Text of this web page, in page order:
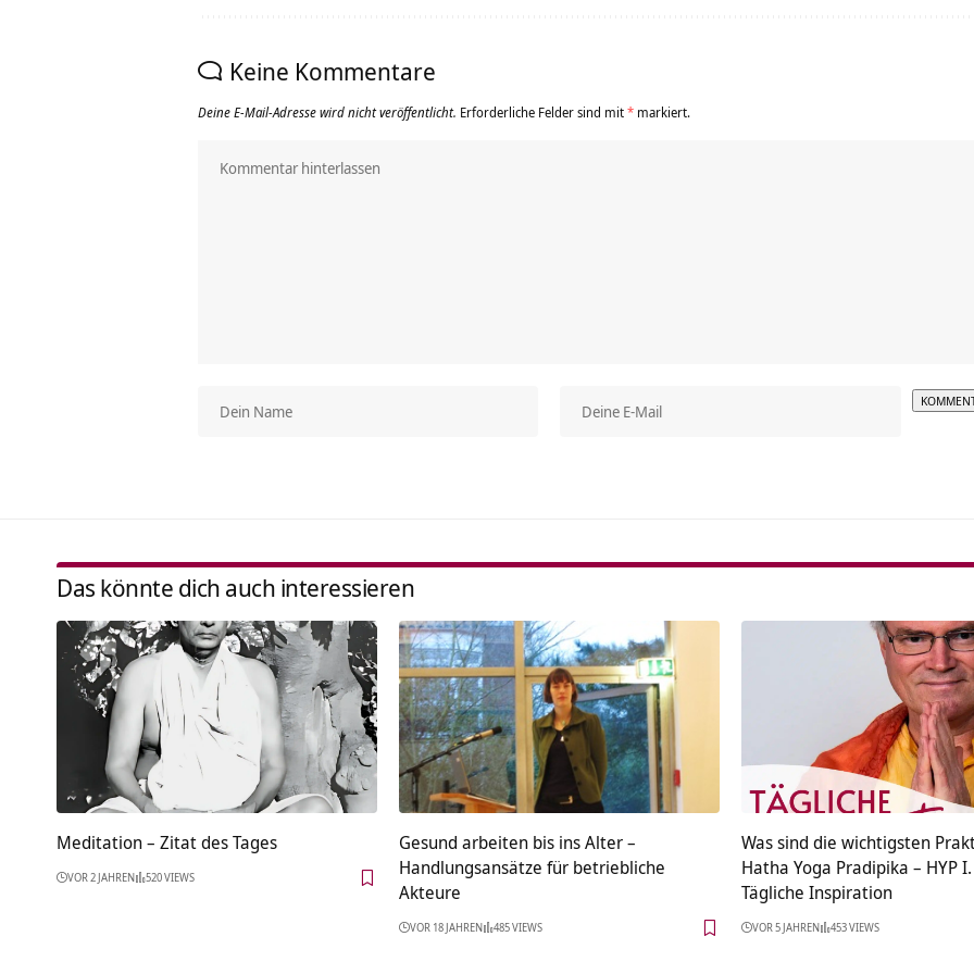
Keine Kommentare
Deine E-Mail-Adresse wird nicht veröffentlicht. Erforderliche Felder sind mit* markiert.
Das könnte dich auch interessieren
Meditation – Zitat des Tages
VOR 2 JAHREN 520 VIEWS
Gesund arbeiten bis ins Alter –
Handlungsansätze für betriebliche
Akteure
VOR 18 JAHREN 485 VIEWS
Was sind die wichtigsten
Hatha Yoga Pradipika – HYP
Tägliche Inspiration
VOR 5 JAHREN 453 VIEWS